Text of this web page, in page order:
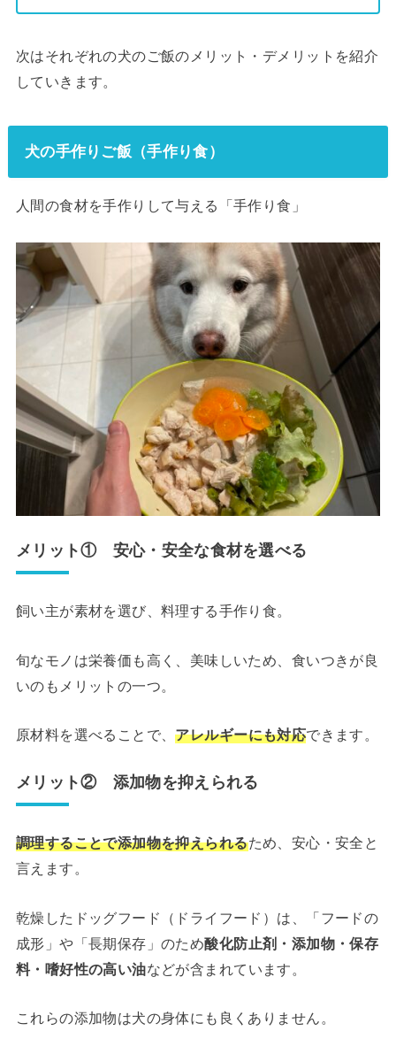
次はそれぞれの犬のご飯のメリット・デメリットを紹介
していきます。
犬の手作りご飯（手作り食）
人間の食材を手作りして与える「手作り食」
メリット① 安心・安全な食材を選べる
飼い主が素材を選び、料理する手作り食。
旬なモノは栄養価も高く、美味しいため、食いつきが良
いのもメリットの一つ。
原材料を選べることで、アレルギーにも対応できます。
メリット② 添加物を抑えられる
調理することで添加物を抑えられるため、安心・安全と
言えます。
乾燥したドッグフード（ドライフード）は、「フードの
成形」や「長期保存」のため酸化防止剤・添加物・保存
料・嗜好性の高い油などが含まれています。
これらの添加物は犬の身体にも良くありません。